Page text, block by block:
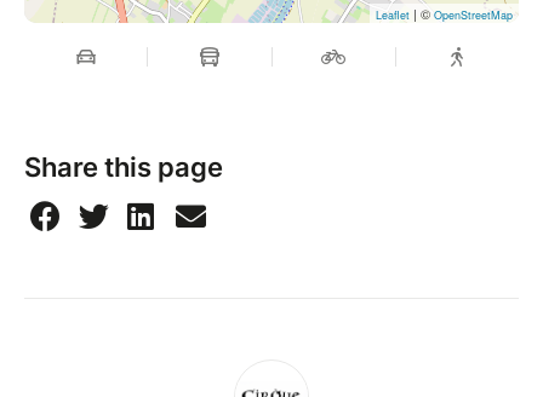
Leaflet | © OpenStreetMap
Share this page